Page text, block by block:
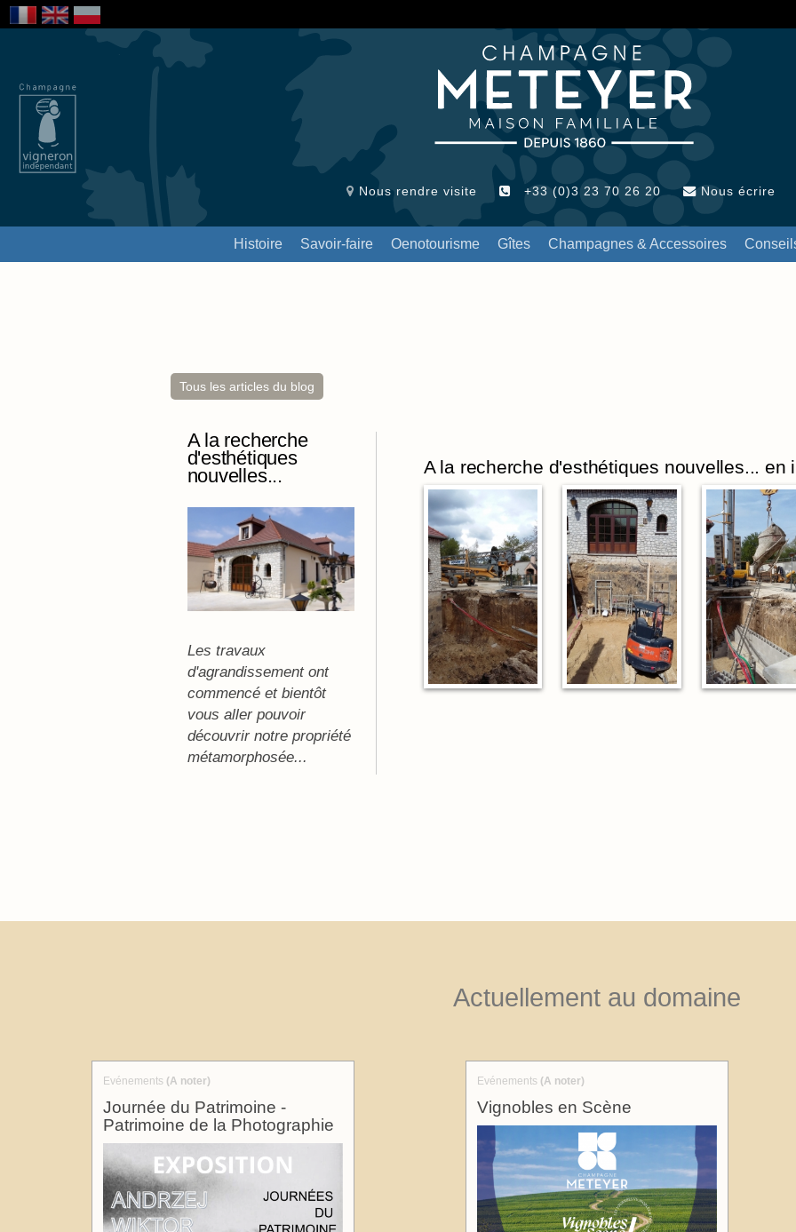
Nous rendre visite +33 (0)3 23 70 26 20 Nous écrire
Histoire Savoir-faire Oenotourisme Gîtes Champagnes & Accessoires
Tous les articles du blog
A la recherche
d'esthétiques
nouvelles...
Les travaux
d'agrandissement ont
commencé et bientôt
vous aller pouvoir
découvrir notre propriété
métamorphosée...
A la recherche d'esthétiques nouvelles... en
Actuellement au domaine
Evénements (A noter)
Journée du Patrimoine -
Patrimoine de la Photographie
Evénements (A noter)
Vignobles en Scène